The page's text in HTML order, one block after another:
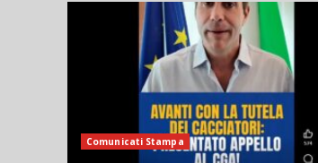
Comunicati Stampa